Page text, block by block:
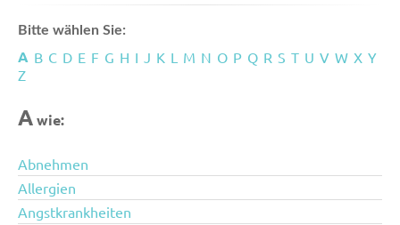
Bitte wählen Sie:
A B C D E F G H I J K L M N O P Q R S T U V W X Y
Z
Awie:
Abnehmen
Allergien
Angstkrankheiten